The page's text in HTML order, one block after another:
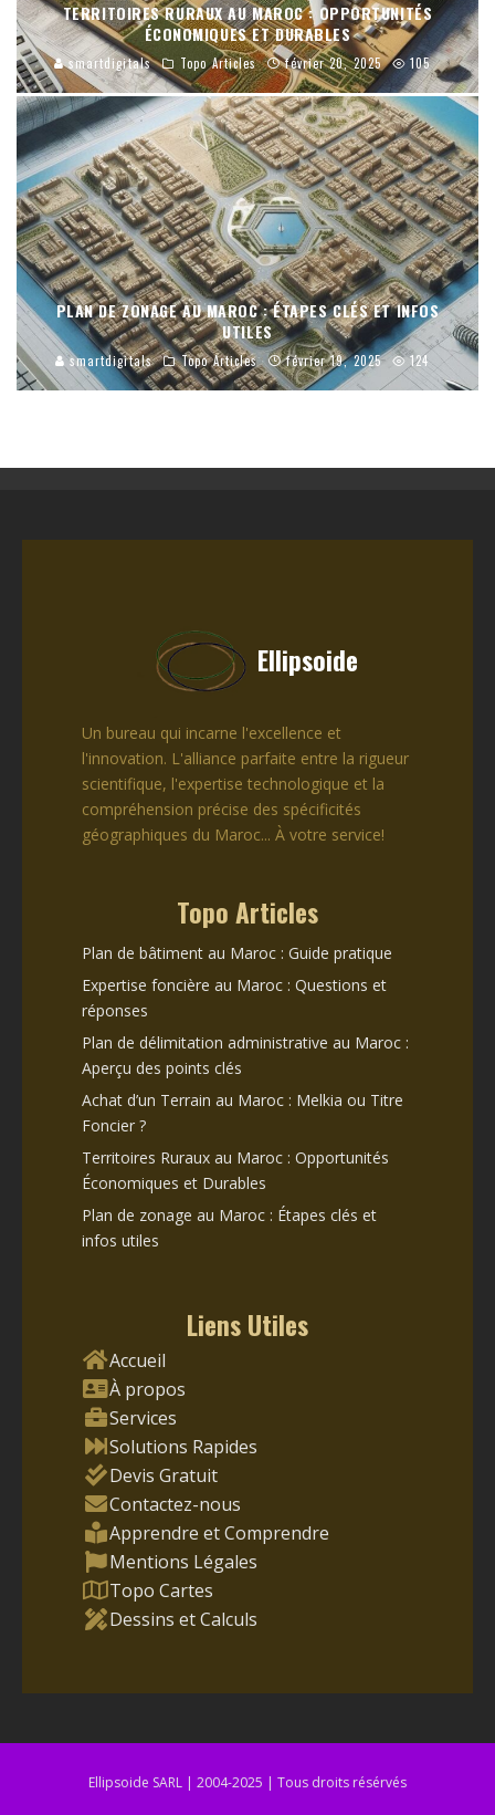
TERRITOIRES RURAUX AU MAROC : OPPORTUNITÉS
ÉCONOMIQUES ET DURABLES
smartdigitals Topo Articles février 20, 2025 105
PLAN DE ZONAGE AU MAROC : ÉTAPES CLÉS ET INFOS
UTILES
smartdigitals Topo Articles février 19, 2025 124
Ellipsoide
Un bureau qui incarne l'excellence et
l'innovation. L'alliance parfaite entre la rigueur
scientifique, l'expertise technologique et la
compréhension précise des spécificités
géographiques du Maroc... À votre service!
Topo Articles
Plan de bâtiment au Maroc : Guide pratique
Expertise foncière au Maroc : Questions et
réponses
Plan de délimitation administrative au Maroc :
Aperçu des points clés
Achat d’un Terrain au Maroc : Melkia ou Titre
Foncier ?
Territoires Ruraux au Maroc : Opportunités
Économiques et Durables
Plan de zonage au Maroc : Étapes clés et
infos utiles
Liens Utiles
Accueil
À propos
Services
Solutions Rapides
Devis Gratuit
Contactez-nous
Apprendre et Comprendre
Mentions Légales
Topo Cartes
Dessins et Calculs
Ellipsoide SARL | 2004-2025 | Tous droits résérvés